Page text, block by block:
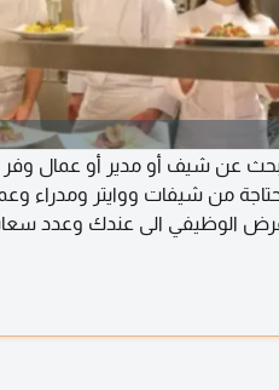
عن شيف أو مدير أو عمال
من شيفات ووايتر ومدراء